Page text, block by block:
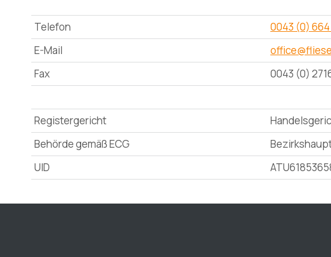
Telefon
0043 (0) 664
E-Mail
Fax
0043 (0)
Registergericht
Behörde gemäß ECG
UID